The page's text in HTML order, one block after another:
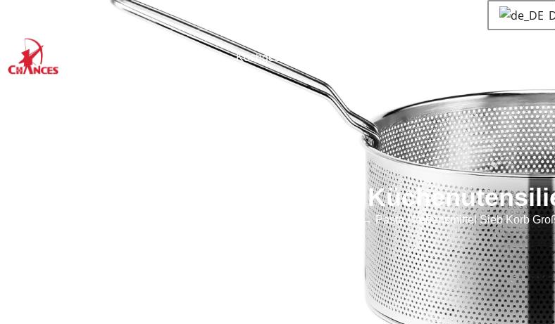
Kochgeschirr
→ Pasta / Lebensmittel Sieb Korb